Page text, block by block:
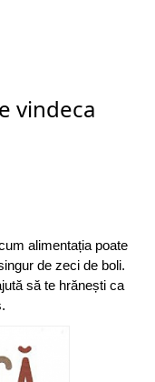
vindeca
alimentația poate
de zeci de boli.
să te hrănești ca